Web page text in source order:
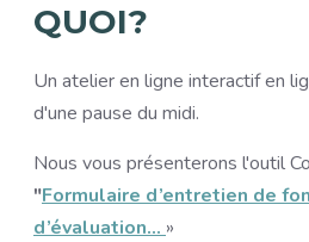
QUOI?
Un atelier en ligne interactif en
d'une pause du midi.
Nous vous présenterons l'outil
"Formulaire d’entretien de
d’évaluation… »